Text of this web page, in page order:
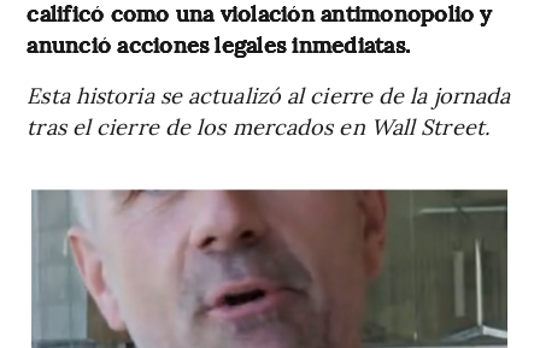
calificó como una violación antimonopolio y
anunció acciones legales inmediatas.
Esta historia se actualizó al cierre de la jornada
tras el cierre de los mercados en Wall Street.